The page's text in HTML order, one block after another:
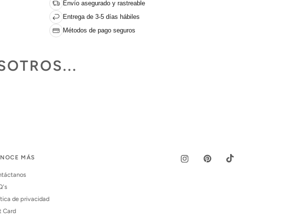
Envío asegurado y rastreable
Entrega de 3-5 días hábiles
Métodos de pago seguros
MÁS
de privacidad
Card